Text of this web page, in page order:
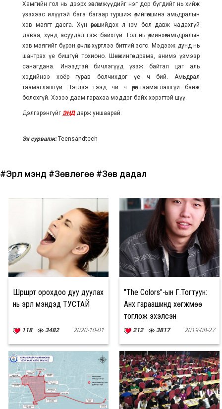
Хамгийн гол нь дээрх зөвлөмжүүдийг нэг дор бүгдийг нь хийж
үзэхээс илүүтэй бага багаар туршиж өөрийгөө шинэ амьдралын
хэв маягт дасга. Хүн өөрөө шийдэх л юм бол давж чадахгүй
даваа, хүнд асуудал гэж байхгүй. Гол нь өөрийнхөө амьдралын
хэв маягийг бүрэн өөрчлөх хүртлээ битгий зогс. Мэдээж дунд нь
шантрах үе бишгүй тохионо. Шөнөжингөө драма, анимэ үзмээр
санагдана. Инээдтэй бичлэгүүд үзэж байтал цаг аль
хэдийнээ хоёр гурав болчихдог үе ч бий. Амьдрал
таамаглашгүй. Тэглээ гээд чи ч өөрөө таамаглашгүй байж
болохгүй. Хэзээ даам гарахаа мэддэг байх хэрэгтэй шүү.
Дэлгэрэнгүйг ЭНДдарж уншаарай.
Эх сурвалж:Teensandtech
#Эрүүл мэнд #Зөвлөгөө #Зөв дадал
Шүршүүрт орохдоо дуу дуулах
нь эрүүл мэндэд ТУСТАЙ
118 3482 2020-10-01
"The Colors"-ын Г.Тогтуун:
Анх гараашинд хөгжмөө
тоглож эхэлсэн
212 3817 2019-08-27